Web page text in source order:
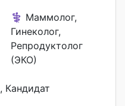
⚕️ Маммолог,
Гинеколог,
Репродуктолог
(ЭКО)
Кандидат